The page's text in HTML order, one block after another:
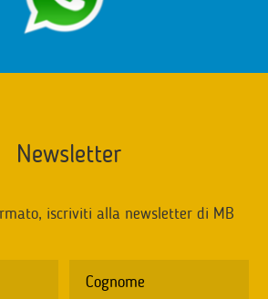
Newsletter
iscriviti alla newsletter di MB